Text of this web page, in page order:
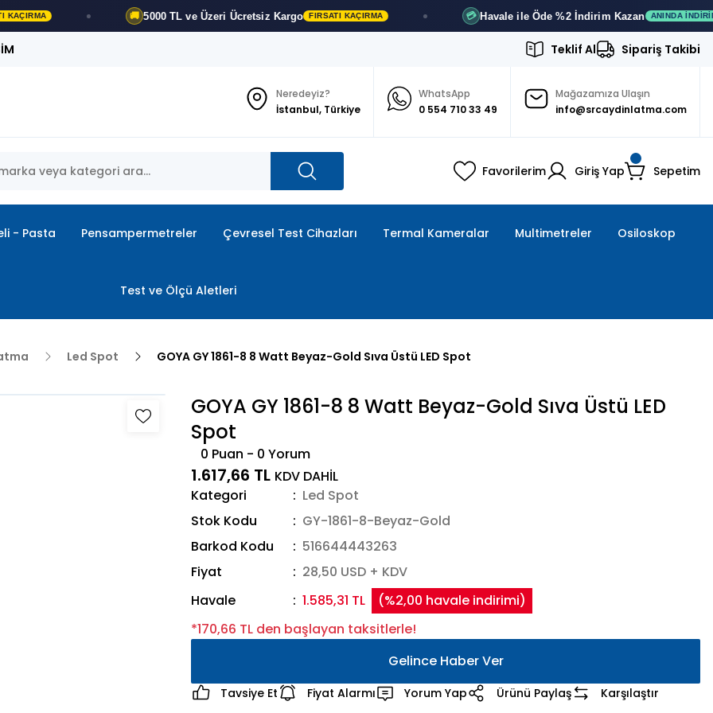
🚚 5000 TL ve ÜzeriÜcretsiz Kargo FIRSATI KAÇIRMA 💳 Havale ile Öde%2 İndirimKazan ANINDA İNDIRIM
Teklif Al Sipariş Takibi
Neredeyiz?
İstanbul, Türkiye
WhatsApp
0 554 710 33 49
Mağazamıza Ulaşın
info@srcaydinlatma.com
Favorilerim Giriş Yap Sepetim
- Pasta Pensampermetreler Çevresel Test Cihazları Termal Kameralar Multimetreler Osiloskop
Test ve Ölçü Aletleri
Led Spot GOYA GY 1861-8 8 Watt Beyaz-Gold Sıva Üstü LED Spot
GOYA GY 1861-8 8 Watt Beyaz-Gold Sıva Üstü LED
Spot
0 Puan - 0 Yorum
1.617,66 TL KDV DAHİL
Kategori
Led Spot
Stok Kodu
GY-1861-8-Beyaz-Gold
Barkod Kodu
516644443263
Fiyat
28,50 USD + KDV
Havale
1.585,31 TL
(%2,00 havale indirimi)
*170,66 TL den başlayan taksitlerle!
Gelince Haber Ver
Tavsiye Et Fiyat Alarmı Yorum Yap Ürünü Paylaş Karşılaştır